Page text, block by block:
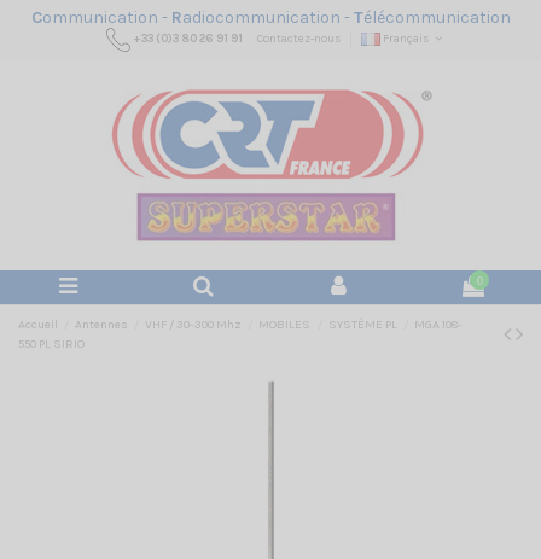
Communication - Radiocommunication -Télécommunication
+33 (0)3 80 26 91 91 Contactez-nous Français
0
Accueil Antennes VHF / 30-300 Mhz MOBILES SYSTÈME PL
MGA 108-
550 PL SIRIO